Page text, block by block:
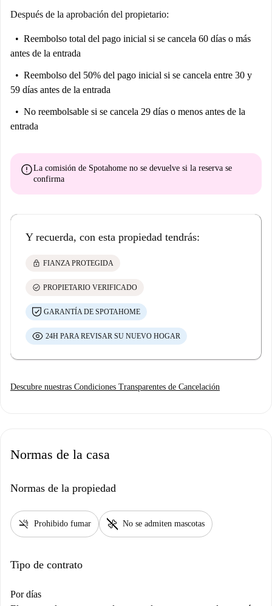
Después de la aprobación del propietario:
Reembolso total del pago inicial si se cancela 60 días o más
antes de la entrada
Reembolso del 50% del pago inicial si se cancela entre 30 y
59 días antes de la entrada
No reembolsable si se cancela 29 días o menos antes de la
entrada
errorLa comisión de Spotahome no se devuelve si la reserva se
confirma
Y recuerda, con esta propiedad tendrás:
lock FIANZA PROTEGIDA
check_circle PROPIETARIO VERIFICADO
GARANTÍA DE SPOTAHOME
24H PARA REVISAR SU NUEVO HOGAR
Descubre nuestras Condiciones Transparentes de Cancelación
Normas de la casa
Normas de la propiedad
smoke_free Prohibido fumar pet_supplies No se admiten mascotas
Tipo de contrato
Por días